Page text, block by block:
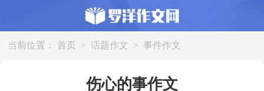
当前位置： 首页 > 话题作文 > 事件作文
伤心的事作文